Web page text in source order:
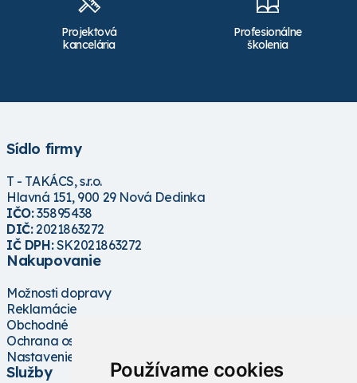
Používame cookies
Projektová
kancelária
Profesionálne
školenia
Sídlo firmy
T - TAKÁCS, s.r.o.
Hlavná 151, 900 29 Nová Dedinka
IČO:35895438
DIČ:2021863272
IČ DPH:SK2021863272
Nakupovanie
Možnosti dopravy
Reklamácie
Obchodné podmienky
Ochrana osobných údajov
Nastavenie cookies
Služby